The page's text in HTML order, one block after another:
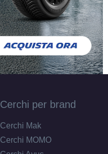
Cerchi per brand
Cerchi Mak
Cerchi MOMO